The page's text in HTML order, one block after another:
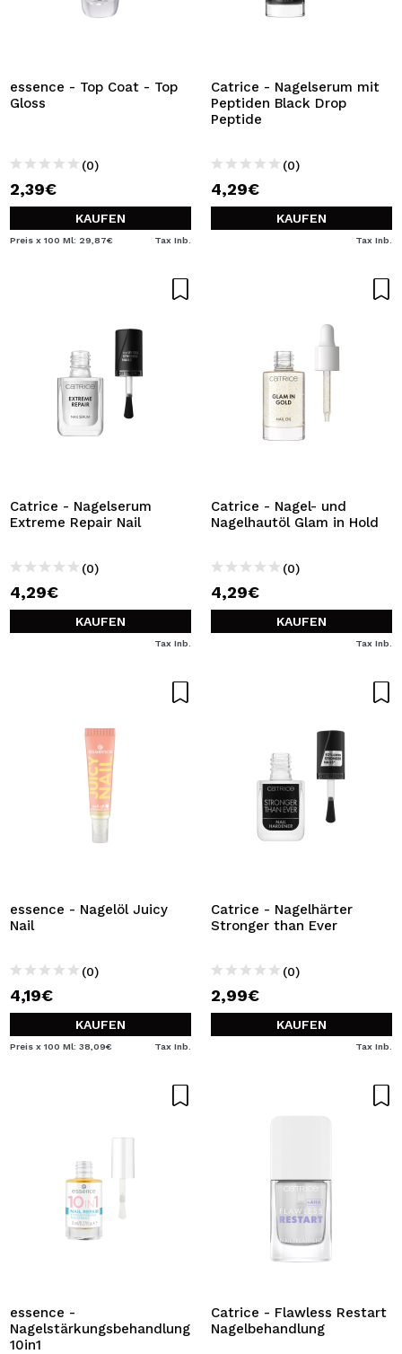
essence - Top Coat - Top
Gloss
(0)
2,39€
KAUFEN
Preis x 100 Ml: 29,87€ Tax Inb.
Catrice - Nagelserum mit
Peptiden Black Drop
Peptide
(0)
4,29€
KAUFEN
Tax Inb.
Catrice - Nagelserum
Extreme Repair Nail
(0)
4,29€
KAUFEN
Tax Inb.
Catrice - Nagel- und
Nagelhautöl Glam in Hold
(0)
4,29€
KAUFEN
Tax Inb.
essence - Nagelöl Juicy
Nail
(0)
4,19€
KAUFEN
Preis x 100 Ml: 38,09€ Tax Inb.
Catrice - Nagelhärter
Stronger than Ever
(0)
2,99€
KAUFEN
Tax Inb.
essence -
Nagelstärkungsbehandlung
10in1
Catrice - Flawless Restart
Nagelbehandlung